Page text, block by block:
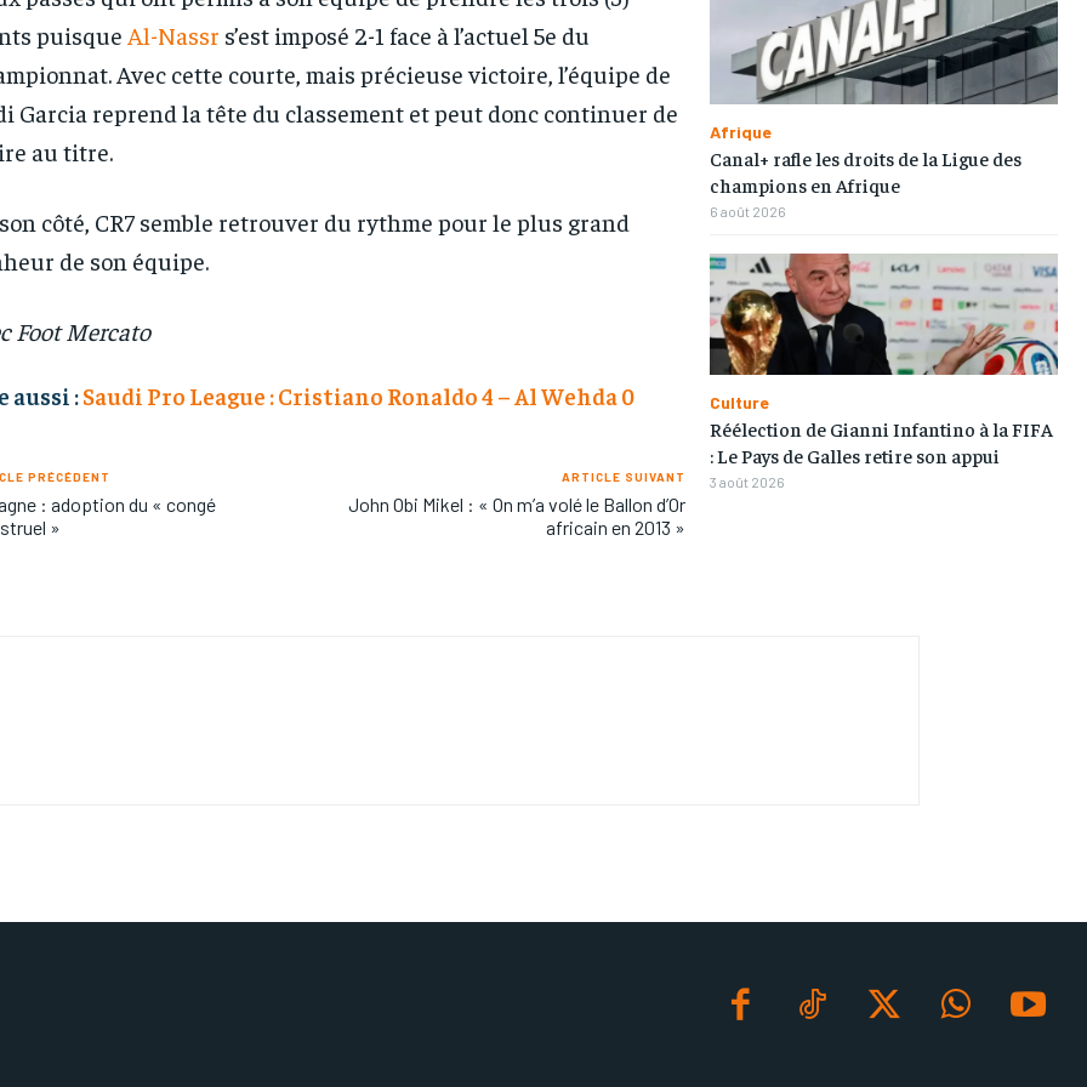
you
Pay now and you get access to exclusive
news and articles for a whole year.
every month after the first one until you
opt out of the monthly subscription.
you
Pay now and you get access to exclusive
news and articles for a whole year.
every month after the first one until you
opt out of the monthly subscription.
puisque Al-Nassr s’est imposé 2-1 face à l’actuel 5e du
Avec cette courte, mais précieuse victoire, l’équipe de
Garcia reprend la tête du classement et peut donc continuer de
au titre.
côté, CR7 semble retrouver du rythme pour le plus grand
de son équipe.
Foot Mercato
aussi :Saudi Pro League : Cristiano Ronaldo 4 – Al Wehda 0
PRÉCÉDENT
: adoption du « congé
»
ARTICLE SUIVANT
John Obi Mikel : « On m’a volé le Ballon d’Or
africain en 2013 »
Afrique
Canal+ rafle les droits de la Ligue des
champions en Afrique
6 août 2026
Culture
Réélection de Gianni Infantino à la FIFA
: Le Pays de Galles retire son appui
3 août 2026